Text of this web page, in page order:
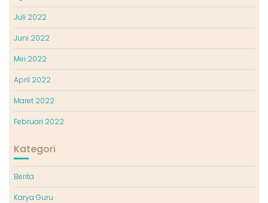
Juli 2022
Juni 2022
Mei 2022
April 2022
Maret 2022
Februari 2022
Kategori
Berita
Karya Guru